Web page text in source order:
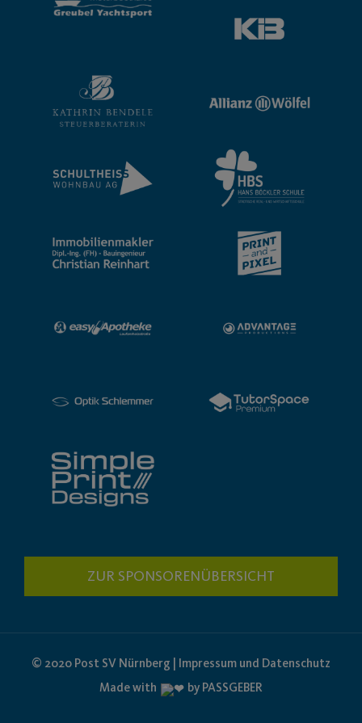
ZUR SPONSORENÜBERSICHT
© 2020 Post SV Nürnberg | Impressum und Datenschutz
Made with
by PASSGEBER